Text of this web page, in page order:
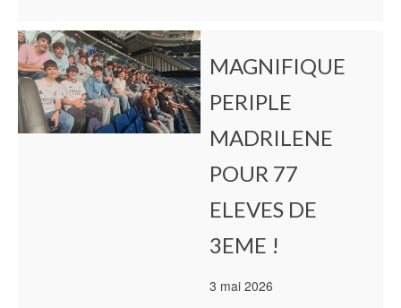
MAGNIFIQUE
PERIPLE
MADRILENE
POUR 77
ELEVES DE
3EME !
3 mai 2026